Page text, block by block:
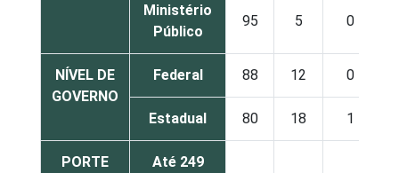
Ministério
Público
95 5 0
NÍVEL DE
GOVERNO
Federal 88 12 0
Estadual 80 18 1
PORTE
Até 249